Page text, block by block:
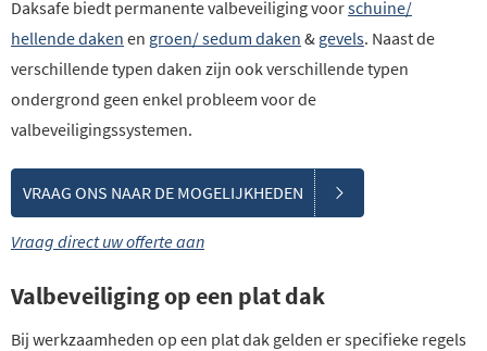
Daksafe biedt permanente valbeveiliging voorschuine/
hellende daken en groen/ sedum daken & gevels. Naast de
verschillende typen daken zijn ook verschillende typen
ondergrond geen enkel probleem voor de
valbeveiligingssystemen.
VRAAG ONS NAAR DE MOGELIJKHEDEN
Vraag direct uw offerte aan
Valbeveiliging op een plat dak
Bij werkzaamheden op een plat dak gelden er specifieke regels